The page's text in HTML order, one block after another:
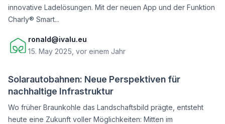
innovative Ladelösungen. Mit der neuen App und der Funktion
Charly® Smart...
ronald@ivalu.eu
15. May 2025, vor einem Jahr
Solarautobahnen: Neue Perspektiven für
nachhaltige Infrastruktur
Wo früher Braunkohle das Landschaftsbild prägte, entsteht
heute eine Zukunft voller Möglichkeiten: Mitten im